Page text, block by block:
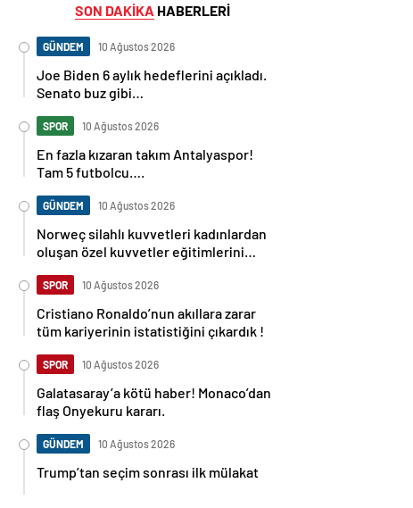
SON DAKİKA HABERLERİ
GÜNDEM 10 Ağustos 2026
Joe Biden 6 aylık hedeflerini açıkladı.
Senato buz gibi…
SPOR 10 Ağustos 2026
En fazla kızaran takım Antalyaspor!
Tam 5 futbolcu….
GÜNDEM 10 Ağustos 2026
Norweç silahlı kuvvetleri kadınlardan
oluşan özel kuvvetler eğitimlerini
SPOR 10 Ağustos 2026
Cristiano Ronaldo’nun akıllara zarar
tüm kariyerinin istatistiğini çıkardık !
SPOR 10 Ağustos 2026
Galatasaray’a kötü haber! Monaco’dan
flaş Onyekuru kararı.
GÜNDEM 10 Ağustos 2026
Trump’tan seçim sonrası ilk mülakat